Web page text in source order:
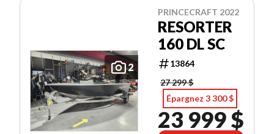
2
PRINCECRAFT 2022
RESORTER
160 DL SC
13864
27 299 $
Épargnez 3 300 $
23 999 $